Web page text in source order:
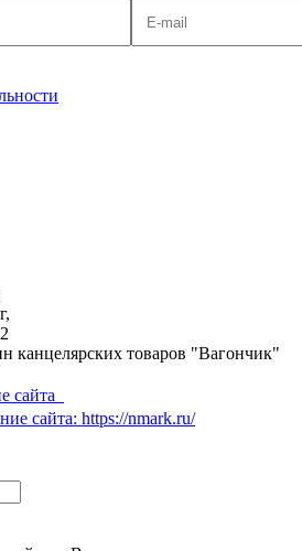
канцелярских товаров "Вагончик"
сайта